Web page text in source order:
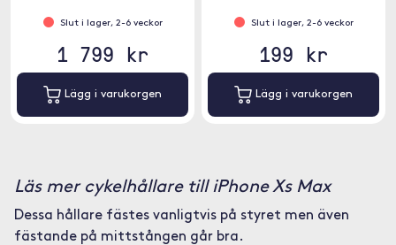
Slut i lager, 2-6 veckor
1 799 kr
Lägg i varukorgen
Slut i lager, 2-6 veckor
199 kr
Lägg i varukorgen
Läs mer cykelhållare till iPhone Xs Max
Dessa hållare fästes vanligtvis på styret men även
fästande på mittstången går bra.